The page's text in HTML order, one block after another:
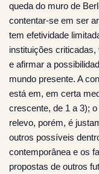
queda do muro de
contentar-se em ser
tem efetividade
instituições
e afirmar a
mundo presente. A
está em, em certa
crescente, de 1 a 3);
relevo, porém, é
outros possíveis
contemporânea e os
propostas de outros